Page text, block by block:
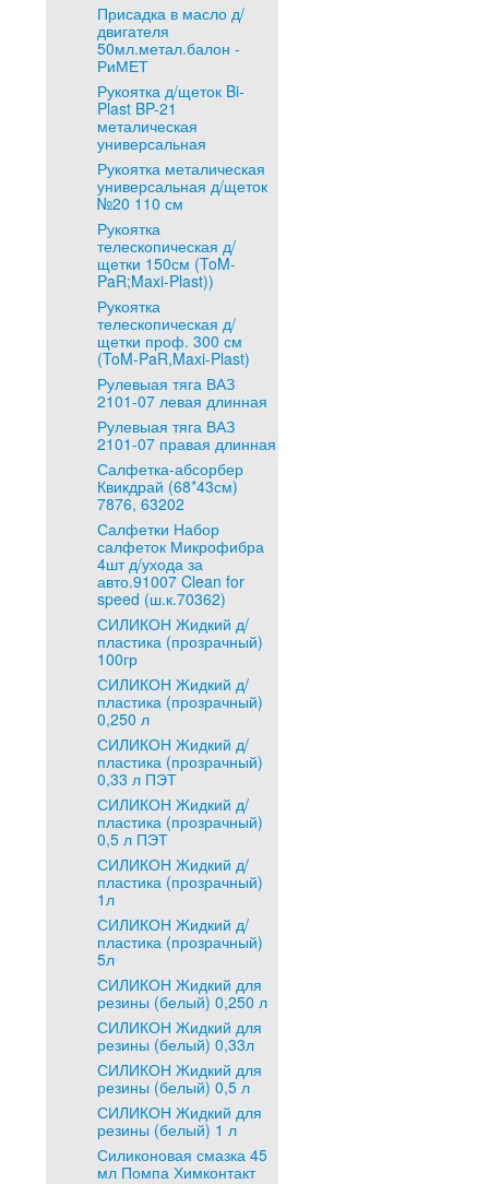
Присадка в масло д/
двигателя
50мл.метал.балон -
РиМЕТ
Рукоятка д/щеток Bi-
Plast BP-21
металическая
универсальная
Рукоятка металическая
универсальная д/щеток
№20 110 см
Рукоятка
телескопическая д/
щетки 150см (ToM-
PaR;Maxi-Plast))
Рукоятка
телескопическая д/
щетки проф. 300 см
(ToM-PaR,Maxi-Plast)
Рулевыая тяга ВАЗ
2101-07 левая длинная
Рулевыая тяга ВАЗ
2101-07 правая длинная
Салфетка-абсорбер
Квикдрай (68*43см)
7876, 63202
Салфетки Набор
салфеток Микрофибра
4шт д/ухода за
авто.91007 Clean for
speed (ш.к.70362)
СИЛИКОН Жидкий д/
пластика (прозрачный)
100гр
СИЛИКОН Жидкий д/
пластика (прозрачный)
0,250 л
СИЛИКОН Жидкий д/
пластика (прозрачный)
0,33 л ПЭТ
СИЛИКОН Жидкий д/
пластика (прозрачный)
0,5 л ПЭТ
СИЛИКОН Жидкий д/
пластика (прозрачный)
1л
СИЛИКОН Жидкий д/
пластика (прозрачный)
5л
СИЛИКОН Жидкий для
резины (белый) 0,250 л
СИЛИКОН Жидкий для
резины (белый) 0,33л
СИЛИКОН Жидкий для
резины (белый) 0,5 л
СИЛИКОН Жидкий для
резины (белый) 1 л
Силиконовая смазка 45
мл Помпа Химконтакт